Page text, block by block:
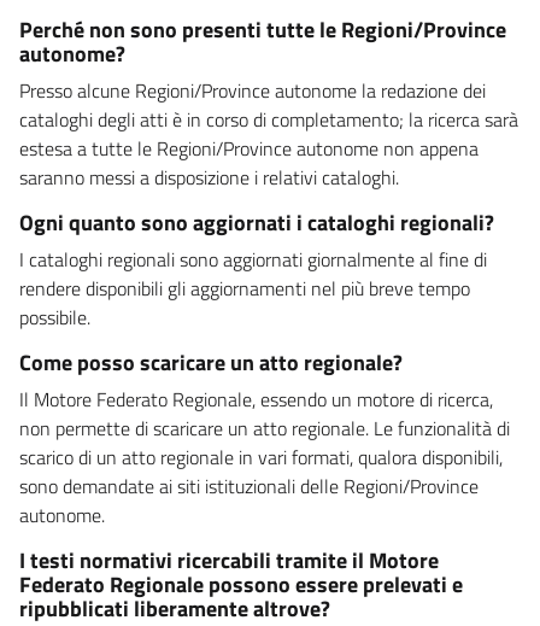
Perché non sono presenti tutte le Regioni/Province
autonome?
Presso alcune Regioni/Province autonome la redazione dei
cataloghi degli atti è in corso di completamento; la ricerca sarà
estesa a tutte le Regioni/Province autonome non appena
saranno messi a disposizione i relativi cataloghi.
Ogni quanto sono aggiornati i cataloghi regionali?
I cataloghi regionali sono aggiornati giornalmente al fine di
rendere disponibili gli aggiornamenti nel più breve tempo
possibile.
Come posso scaricare un atto regionale?
Il Motore Federato Regionale, essendo un motore di ricerca,
non permette di scaricare un atto regionale. Le funzionalità di
scarico di un atto regionale in vari formati, qualora disponibili,
sono demandate ai siti istituzionali delle Regioni/Province
autonome.
I testi normativi ricercabili tramite il Motore
Federato Regionale possono essere prelevati e
ripubblicati liberamente altrove?